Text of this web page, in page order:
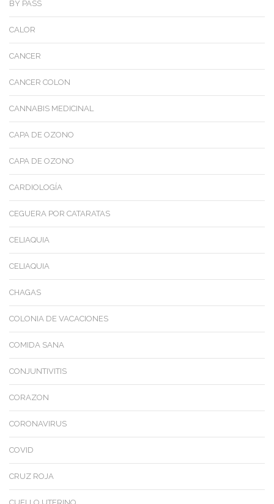
BY PASS
CALOR
CANCER
CANCER COLON
CANNABIS MEDICINAL
CAPA DE OZONO
CAPA DE OZONO
CARDIOLOGÍA
CEGUERA POR CATARATAS
CELIAQUIA
CELIAQUIA
CHAGAS
COLONIA DE VACACIONES
COMIDA SANA
CONJUNTIVITIS
CORAZON
CORONAVIRUS
COVID
CRUZ ROJA